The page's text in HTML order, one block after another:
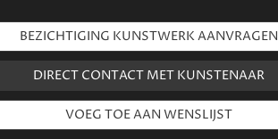
BEZICHTIGING KUNSTWERK AANVRAGEN
DIRECT CONTACT MET KUNSTENAAR